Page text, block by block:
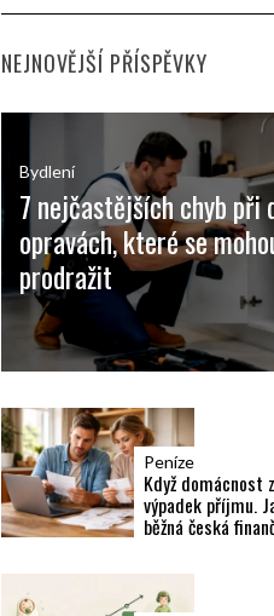
c
NEJNOVĚJŠÍ PŘÍSPĚVKY
Bydlení
7 nejčastějších chyb při
opravách, které se
prodražit
Peníze
Když domácnost
výpadek příjmu.
běžná česká